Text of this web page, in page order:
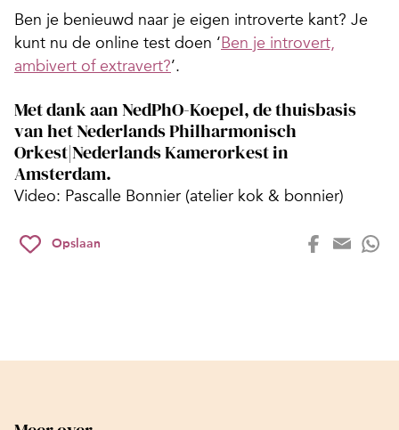
Ben je benieuwd naar je eigen introverte kant? Je
kunt nu de online test doen ‘Ben je introvert,
ambivert of extravert?’.
Met dank aan NedPhO-Koepel, de thuisbasis
van het Nederlands Philharmonisch
Orkest|Nederlands Kamerorkest in
Amsterdam.
Video: Pascalle Bonnier (atelier kok & bonnier)
Opslaan